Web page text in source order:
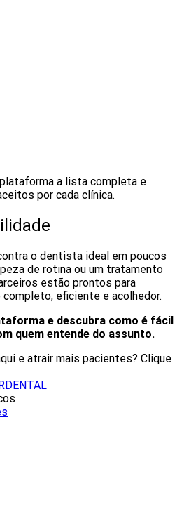
a lista completa e
por cada clínica.
o dentista ideal em poucos
de rotina ou um tratamento
estão prontos para
eficiente e acolhedor.
e descubra como é fácil
quem entende do assunto.
e atrair mais pacientes? Clique